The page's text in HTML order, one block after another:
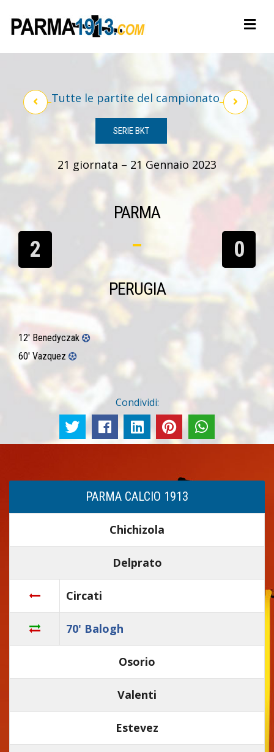
Tutte le partite del campionato
SERIE BKT
21 giornata – 21 Gennaio 2023
PARMA
2 0
PERUGIA
12' Benedyczak
60' Vazquez
Condividi:
PARMA CALCIO 1913
Chichizola
Delprato
Circati
70' Balogh
Osorio
Valenti
Estevez